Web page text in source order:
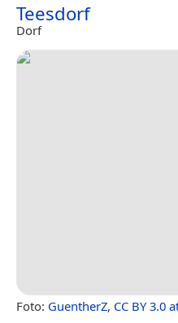
Teesdorf
Dorf
Foto: GuentherZ, CC BY 3.0